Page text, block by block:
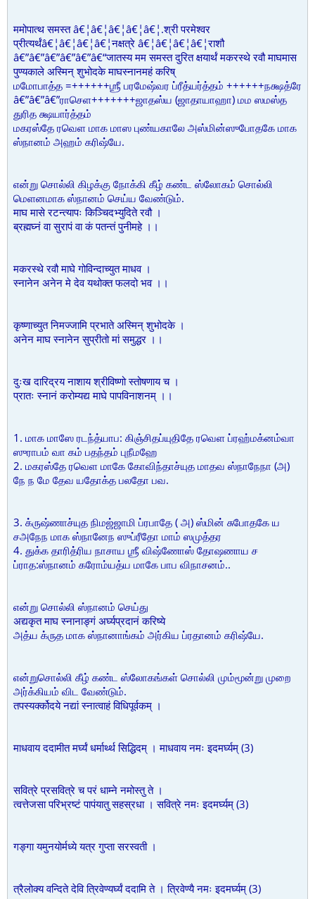
ममोपात्थ समस्त â€¦â€¦â€¦â€¦â€¦.श्री परमेश्वर
प्रीत्यर्थंâ€¦â€¦â€¦â€¦नक्षत्रे â€¦â€¦â€¦â€¦राशौ
â€”â€”â€”â€”â€”â€“जातस्य मम समस्त दुरित क्षयार्थं मकरस्थे रवौ माघमास
पुण्यकाले अस्मिन् शुभोदके माघस्नानमहं करिष्
மமோபாத்த =++++++ஶ்ரீ பரமேஷ்வர ப்ரீத்யர்த்தம் ++++++நக்ஷத்ரே
â€”â€”â€”ராசெள+++++++ஜாதஸ்ய (ஜாதாயாஹா) மம ஸமஸ்த
துரித க்ஷயார்த்தம்
மகரஸ்தே ரவெள மாக மாஸ புண்யகாலே அஸ்மின்ஸுபோதகே மாக
ஸ்நானம் அஹம் கரிஷ்யே.
என்று சொல்லி கிழக்கு நோக்கி கீழ் கண்ட ஸ்லோகம் சொல்லி
மெளனமாக ஸ்நானம் செய்ய வேண்டும்.
माघ मासे रटन्त्यापः किञ्चिदभ्युदिते रवौ ।
ब्रह्मघ्नं वा सुरापं वा कं पतन्तं पुनीमहे ।।
मकरस्थे रवौ माघे गोविन्दाच्युत माधव ।
स्नानेन अनेन मे देव यथोक्त फलदो भव ।।
कृष्णाच्युत निमज्जामि प्रभाते अस्मिन् शुभोदके ।
अनेन माघ स्नानेन सुप्रीतो मां समुद्धर ।।
दुःख दारिद्रय नाशाय श्रीविष्णो स्तोषणाय च ।
प्रातः स्नानं करोम्यद्य माघे पापविनाशनम् ।।
1. மாக மாஸே ரடந்த்யாப: கிஞ்சிதப்யுதிதே ரவெள ப்ரஹ்மக்னம்வா
ஸுராபம் வா கம் பதந்தம் புநீமஹே
2. மகரஸ்தே ரவெள மாகே கோவிந்தாச்யுத மாதவ ஸ்நாநேநா (அ)
நே ந மே தேவ யதோக்த பலதோ பவ.
3. க்ருஷ்ணாச்யுத நிமஜ்ஜாமி ப்ரபாதே ( அ) ஸ்மின் சுபோதகே ய
சஅநேந மாக ஸ்நானேந ஸுப்ரீதோ மாம் ஸமுத்தர
4. துக்க தாரித்ரிய நாசாய ஶ்ரீ விஷ்ணோஸ் தோஷணாய ச
ப்ராத:ஸ்நானம் கரோம்யத்ய மாகே பாப விநாசனம்..
என்று சொல்லி ஸ்நானம் செய்து
अद्यकृत माघ स्नानाङ्गं अर्घ्यप्रदानं करिष्ये
அத்ய க்ருத மாக ஸ்நானாங்கம் அர்கிய ப்ரதானம் கரிஷ்யே.
என்றுசொல்லி கீழ் கண்ட ஸ்லோகங்கள் சொல்லி மும்மூன்று முறை
அர்க்கியம் விட வேண்டும்.
तपस्यर्क्कोदये नद्यां स्नात्वाहं विधिपूर्वकम् ।
माधवाय ददामीत मर्घ्यं धर्मार्थ्थ सिद्धिदम् । माधवाय नमः इदमर्घ्यम् (3)
सवित्रे प्रसवित्रे च परं धाम्ने नमोस्तु ते ।
त्वत्तेजसा परिभ्रष्टं पापंयातु सहस्रधा । सवित्रे नमः इदमर्घ्यम् (3)
गङ्गा यमुनयोर्मध्ये यत्र गुप्ता सरस्वती ।
त्रैलोक्य वन्दिते देवि त्रिवेण्यर्घ्यं ददामि ते । त्रिवेण्यै नमः इदमर्घ्यम् (3)